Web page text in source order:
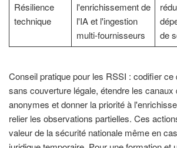
Résilience
technique
l'enrichissement de
l'IA et l'ingestion
multi-fournisseurs
de
Conseil pratique pour les RSSI : codifier ce
sans couverture légale, étendre les canaux
anonymes et donner la priorité à
relier les observations partielles. Ces
valeur de la sécurité nationale même en